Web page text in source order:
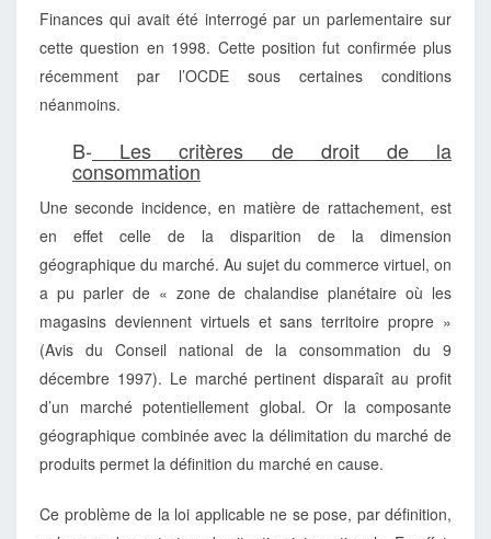
Finances qui avait été interrogé par un parlementaire sur
cette question en 1998. Cette position fut confirmée plus
récemment par l’OCDE sous certaines conditions
néanmoins.
B- Les critères de droit de la
consommation
Une seconde incidence, en matière de rattachement, est
en effet celle de la disparition de la dimension
géographique du marché. Au sujet du commerce virtuel, on
a pu parler de « zone de chalandise planétaire où les
magasins deviennent virtuels et sans territoire propre »
(Avis du Conseil national de la consommation du 9
décembre 1997). Le marché pertinent disparaît au profit
d’un marché potentiellement global. Or la composante
géographique combinée avec la délimitation du marché de
produits permet la définition du marché en cause.
Ce problème de la loi applicable ne se pose, par définition,